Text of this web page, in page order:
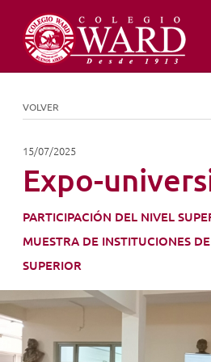
VOLVER
15/07/2025
Expo-
PARTICIPACIÓN DEL NIVEL
MUESTRA DE INSTITUCIONES
SUPERIOR